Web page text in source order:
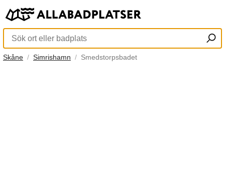
Skåne Simrishamn Smedstorpsbadet